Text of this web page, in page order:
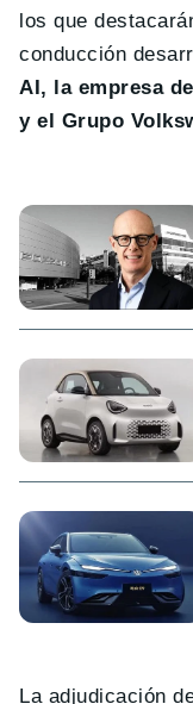
los que
conducción
AI, la empresa
y el Grupo
La adjudicación